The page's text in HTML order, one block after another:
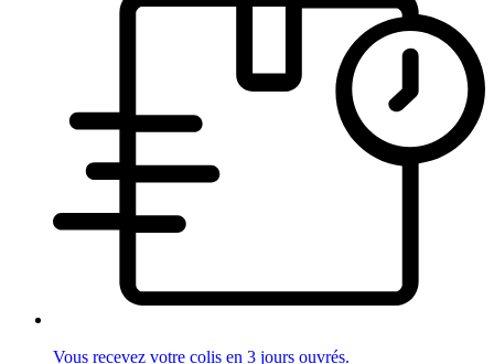
Vous recevez votre colis en 3 jours ouvrés.